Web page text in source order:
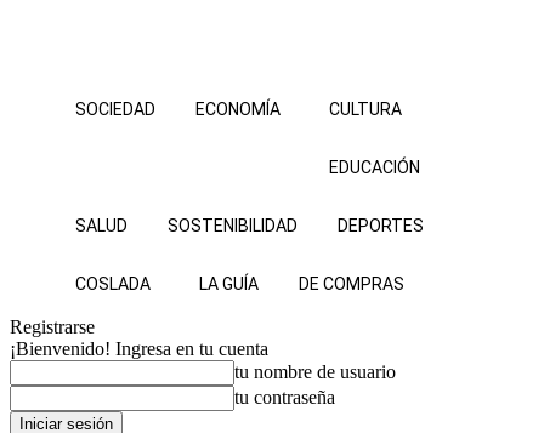
SOCIEDAD ECONOMÍA CULTURA
EDUCACIÓN
SALUD SOSTENIBILIDAD DEPORTES
COSLADA LA GUÍA DE COMPRAS
Registrarse
¡Bienvenido! Ingresa en tu cuenta
tu nombre de usuario
tu contraseña